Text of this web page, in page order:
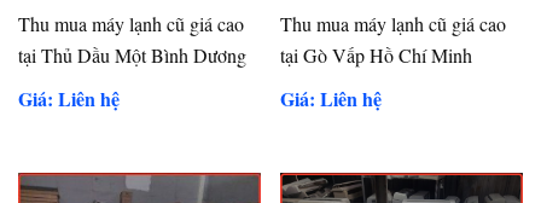
Thu mua máy lạnh cũ giá cao
tại Thủ Dầu Một Bình Dương
Giá: Liên hệ
Thu mua máy lạnh cũ giá cao
tại Gò Vấp Hồ Chí Minh
Giá: Liên hệ